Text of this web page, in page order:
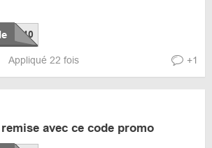
Appliqué 22 fois +1
avec ce code promo